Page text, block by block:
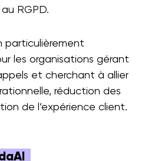
RGPD.
particulièrement
les organisations gérant
et cherchant à allier
réduction des
de l’expérience client.